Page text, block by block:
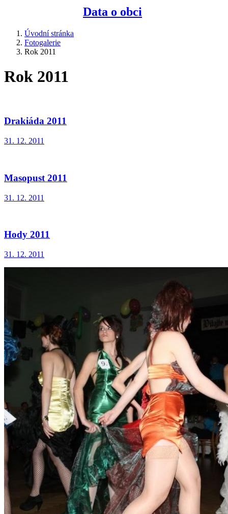
Data o obci
Úvodní stránka
Fotogalerie
Rok 2011
Rok 2011
Drakiáda 2011
31. 12. 2011
Masopust 2011
31. 12. 2011
Hody 2011
31. 12. 2011